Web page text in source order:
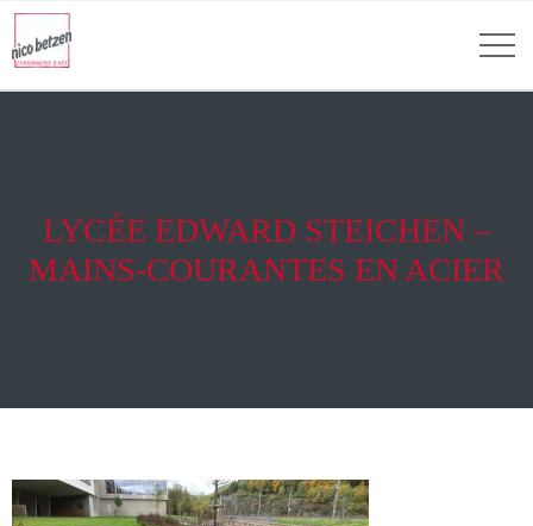
LYCÉE EDWARD STEICHEN –
MAINS-COURANTES EN ACIER